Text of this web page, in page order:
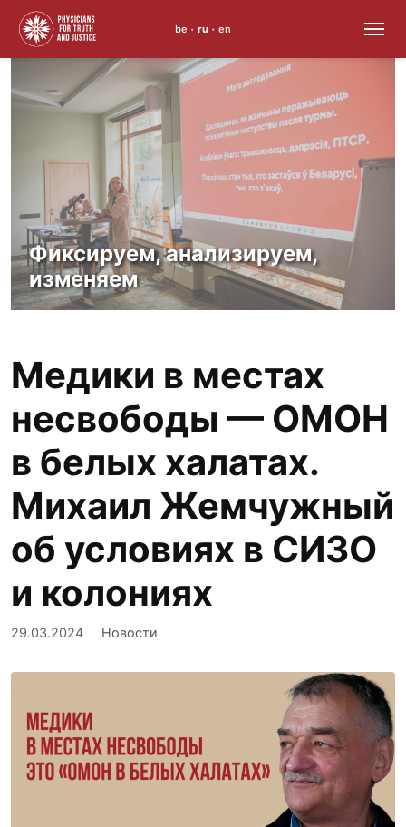
to
content
be • ru • en
Фиксируем, анализируем,
изменяем
Медики в местах
несвободы — ОМОН
в белых халатах.
Михаил Жемчужный
об условиях в СИЗО
и колониях
29.03.2024 Новости